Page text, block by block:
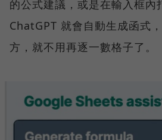
的公式建議，或是在輸入框內
ChatGPT 就會自動生成函式
方，就不用再逐一數格子了。